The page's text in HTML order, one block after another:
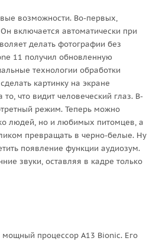
возможности. Во-первых,
включается автоматически при
делать фотографии без
11 получил обновленную
технологии обработки
картинку на экране
что видит человеческий глаз. В-
режим. Теперь можно
людей, но и любимых питомцев, а
превращать в черно-белые. Ну
появление функции аудиозум.
звуки, оставляя в кадре только
процессор A13 Bionic. Его